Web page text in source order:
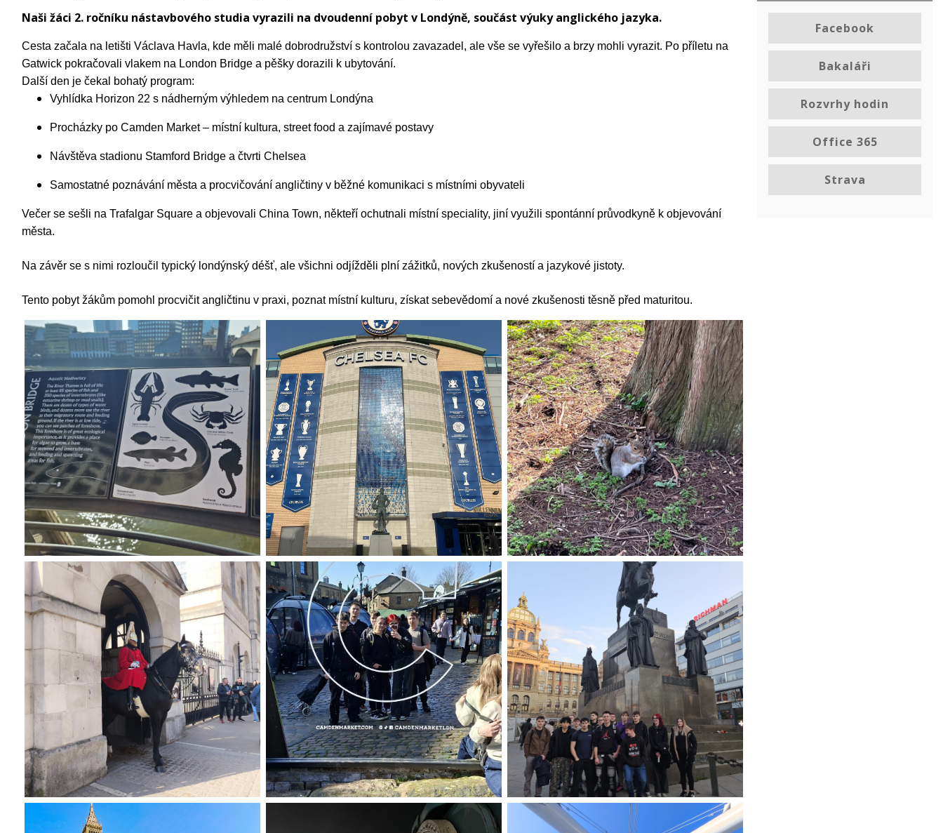
Naši žáci 2. ročníku nástavbového studia vyrazili na dvoudenní pobyt v Londýně, součást výuky anglického jazyka.
Cesta začala na letišti Václava Havla, kde měli malé dobrodružství s kontrolou zavazadel, ale vše se vyřešilo a brzy mohli vyrazit. Po příletu na
Gatwick pokračovali vlakem na London Bridge a pěšky dorazili k ubytování.
Další den je čekal bohatý program:
Vyhlídka Horizon 22 s nádherným výhledem na centrum Londýna
Procházky po Camden Market – místní kultura, street food a zajímavé postavy
Návštěva stadionu Stamford Bridge a čtvrti Chelsea
Samostatné poznávání města a procvičování angličtiny v běžné komunikaci s místními obyvateli
Večer se sešli na Trafalgar Square a objevovali China Town, někteří ochutnali místní speciality, jiní využili spontánní průvodkyně k objevování
města.
Na závěr se s nimi rozloučil typický londýnský déšť, ale všichni odjížděli plní zážitků, nových zkušeností a jazykové jistoty.
Tento pobyt žákům pomohl procvičit angličtinu v praxi, poznat místní kulturu, získat sebevědomí a nové zkušenosti těsně před maturitou.
Facebook
Bakaláři
Rozvrhy hodin
Office 365
Strava